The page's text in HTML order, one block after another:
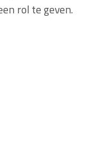
rol te geven.